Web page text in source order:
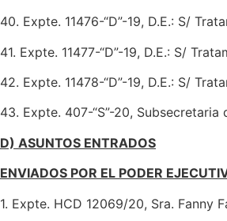
40. Expte. 11476-“D”-19, D.E.: S/
41. Expte. 11477-“D”-19, D.E.: S/
42. Expte. 11478-“D”-19, D.E.: S/
43. Expte. 407-“S”-20,
D) ASUNTOS ENTRADOS
ENVIADOS POR EL PODER
1. Expte. HCD 12069/20, Sra. Fanny